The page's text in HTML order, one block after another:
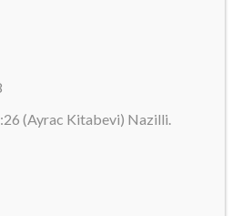
(Ayrac Kitabevi) Nazilli.